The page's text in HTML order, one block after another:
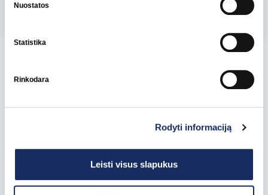
Nuostatos
Statistika
Rinkodara
Rodyti informaciją
Leisti visus slapukus
Susijusios naujienos